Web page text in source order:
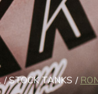
STOCK TANKS